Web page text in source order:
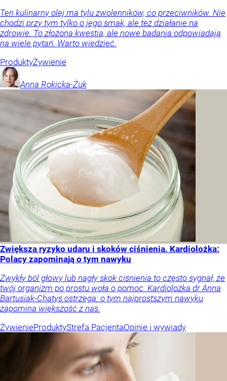
Ten kulinarny olej ma tylu zwolenników, co przeciwników. Nie
chodzi przy tym tylko o jego smak, ale też działanie na
zdrowie. To złożona kwestia, ale nowe badania odpowiadają
na wiele pytań. Warto wiedzieć.
ProduktyŻywienie
Anna Rokicka-Żuk
Zwiększa ryzyko udaru i skoków ciśnienia. Kardiolożka:
Polacy zapominają o tym nawyku
Zwykły ból głowy lub nagły skok ciśnienia to często sygnał, że
twój organizm po prostu woła o pomoc. Kardiolożka dr Anna
Bartusiak-Chatys ostrzega: o tym najprostszym nawyku
zapomina większość z nas.
ŻywienieProduktyStrefa PacjentaOpinie i wywiady